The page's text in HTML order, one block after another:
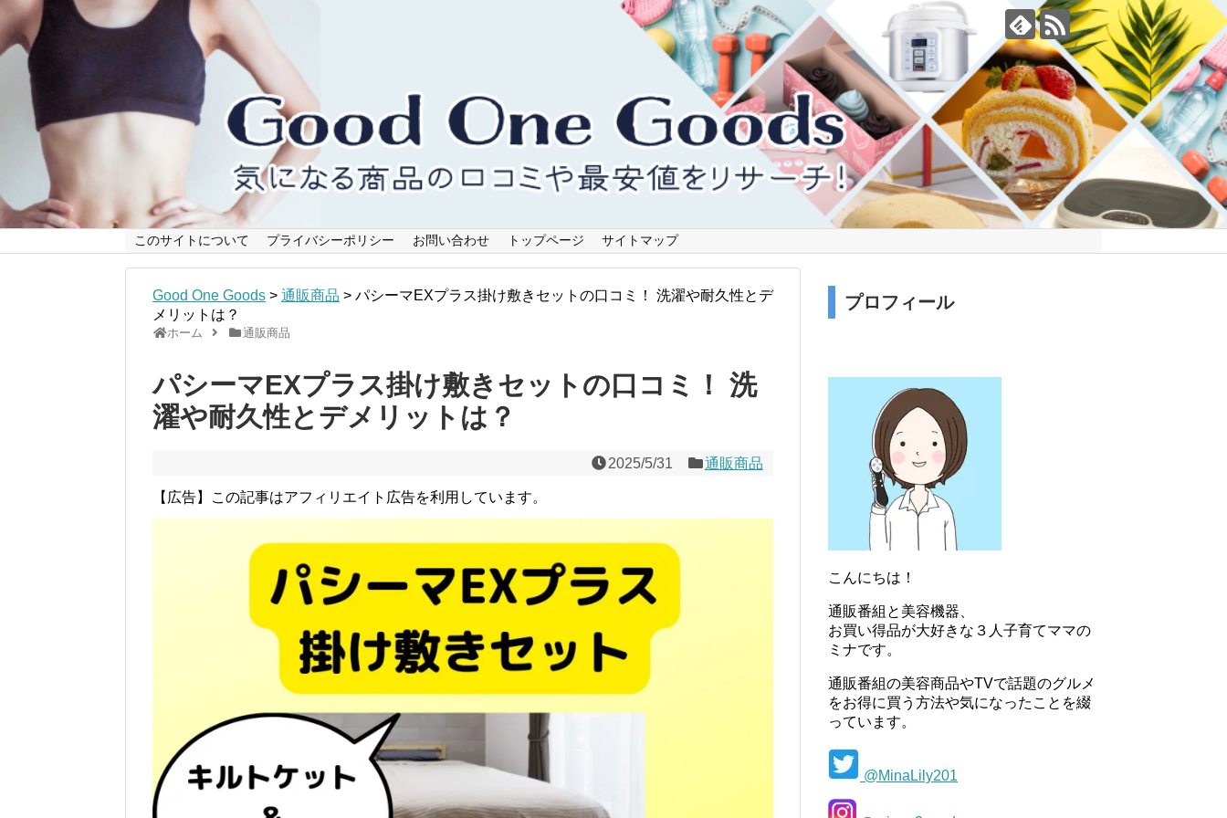
このサイトについて プライバシーポリシー お問い合わせ トップページ サイトマップ
Good One Goods > 通販商品 > パシーマEXプラス掛け敷きセットの口コミ！ 洗濯や耐久性とデ
メリットは？
ホーム 通販商品
パシーマEXプラス掛け敷きセットの口コミ！ 洗
濯や耐久性とデメリットは？
2025/5/31 通販商品
【広告】この記事はアフィリエイト広告を利用しています。
プロフィール
こんにちは！
通販番組と美容機器、
お買い得品が大好きな３人子育てママの
ミナです。
通販番組の美容商品やTVで話題のグルメ
をお得に買う方法や気になったことを綴
っています。
@MinaLily201